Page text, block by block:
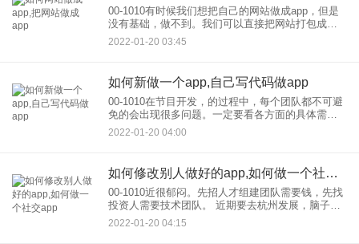
00-1010有时候我们想把自己的网站做成app，但是
没有基础，做不到。我们可以直接把网站打包成一
个app，比如网上找到的云包。但是免费版难免会受
到广告或者体验时间的限制，我们又不想花钱，这
2022-01-20 03:45
如何新做一个app,自己写代码做app
00-1010在节目开发，的过程中，每个团队都不可避
免的会出现很多问题。一定要看各方面的具体需
求，能否更好的满足每个用户的使用标准，需要站
在每个用户的角度，完善我们产品各方面的功能，
2022-01-20 04:00
如何修改别人做好的app,如何做一个社交app
00-1010近很郁闷。先招人才组建团队需要钱，先找
投资人需要技术团队。 近期要去杭州发展，脑子里
有一个我认为好的可行的社交APP想法，但是开发
的一个APP是不能用想法搭建的，所以一个月前就
2022-01-20 04:15